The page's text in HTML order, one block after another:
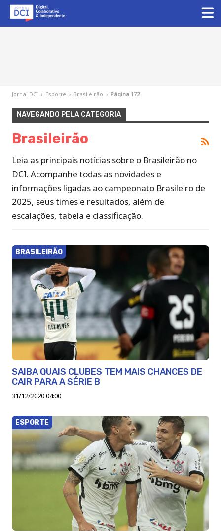
Jornal DCI › Esporte › Brasileirão › Página 172
NAVEGANDO PELA CATEGORIA
Brasileirão
Leia as principais notícias sobre o Brasileirão no
DCI. Acompanhe todas as novidades e
informações ligadas ao campeonato Brasileiro de
2025, seus times e resultados, além de
escalações, tabela e classificação.
BRASILEIRÃO
SAIBA QUAIS CLUBES TEM MAIS CHANCES DE
CAIR PARA A SÉRIE B
31/12/2020 04:00
ESPORTE